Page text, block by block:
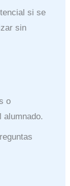
si se
sin
o
alumnado.